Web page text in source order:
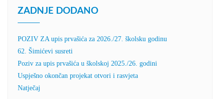
ZADNJE DODANO
POZIV ZA upis prvašića za 2026./27. školsku godinu
62. Šimićevi susreti
Poziv za upis prvašića u školskoj 2025./26. godini
Uspješno okončan projekat otvori i rasvjeta
Natječaj